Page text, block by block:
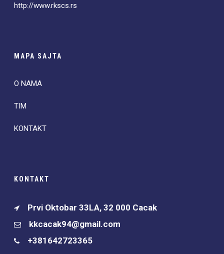
http://www.rkscs.rs
MAPA SAJTA
O NAMA
TIM
KONTAKT
KONTAKT
Prvi Oktobar 33LA, 32 000 Cacak
kkcacak94@gmail.com
+381642723365